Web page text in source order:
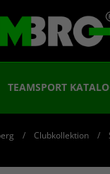
TEAMSPORT
Clubkollektion